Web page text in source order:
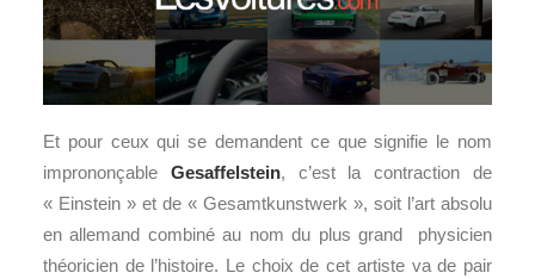
Et pour ceux qui se demandent ce que signifie le nom
imprononçable Gesaffelstein, c’est la contraction de
« Einstein » et de « Gesamtkunstwerk », soit l’art absolu
en allemand combiné au nom du plus grand physicien
théoricien de l’histoire. Le choix de cet artiste va de pair